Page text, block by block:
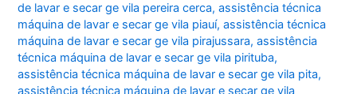
de lavar e secar ge vila pereira cerca,assistência técnica
máquina de lavar e secar ge vila piauí,assistência técnica
máquina de lavar e secar ge vila pirajussara,assistência
técnica máquina de lavar e secar ge vila pirituba,
assistência técnica máquina de lavar e secar ge vila pita,
assistência técnica máquina de lavar e secar ge vila